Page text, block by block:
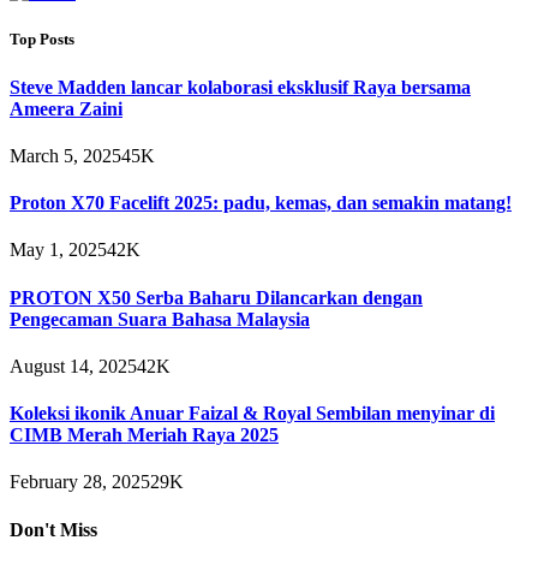
Top Posts
Steve Madden lancar kolaborasi eksklusif Raya bersama
Ameera Zaini
March 5, 202545K
Proton X70 Facelift 2025: padu, kemas, dan semakin matang!
May 1, 202542K
PROTON X50 Serba Baharu Dilancarkan dengan
Pengecaman Suara Bahasa Malaysia
August 14, 202542K
Koleksi ikonik Anuar Faizal & Royal Sembilan menyinar di
CIMB Merah Meriah Raya 2025
February 28, 202529K
Don't Miss